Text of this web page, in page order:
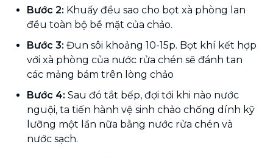
Bước 2: Khuấy đều sao cho bọt xà phòng lan
đều toàn bộ bề mặt của chảo.
Bước 3: Đun sôi khoảng 10-15p. Bọt khí kết hợp
với xà phòng của nước rửa chén sẽ đánh tan
các mảng bám trên lòng chảo
Bước 4: Sau đó tắt bếp, đợi tới khi nào nước
nguội, ta tiến hành vệ sinh chảo chống dính kỹ
lưỡng một lần nữa bằng nước rửa chén và
nước sạch.